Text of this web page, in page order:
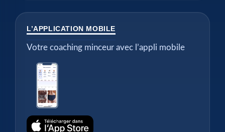
L’APPLICATION MOBILE
Votre coaching minceur avec l’appli mobile